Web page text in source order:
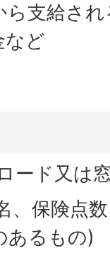
ら支給さ
など
ード又は
、保険点
あるもの)